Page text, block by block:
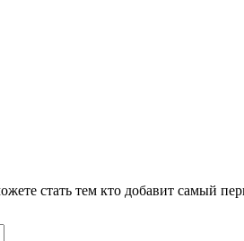
стать тем кто добавит самый